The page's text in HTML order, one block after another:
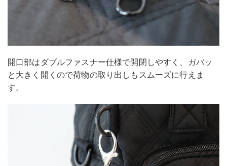
開口部はダブルファスナー仕様で開閉しやすく、ガバッ
と大きく開くので荷物の取り出しもスムーズに行えま
す。